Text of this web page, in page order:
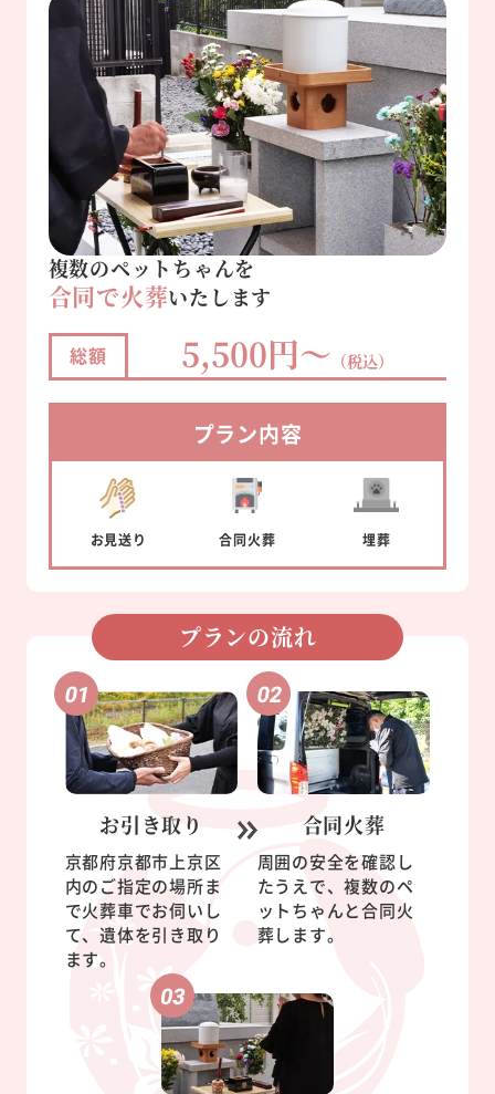
複数のペットちゃんを
合同で火葬いたします
総額 5,500円～ （税込）
プラン内容
お見送り 合同火葬 埋葬
プランの流れ
お引き取り
京都府京都市上京区
内のご指定の場所ま
で火葬車でお伺いし
て、遺体を引き取り
ます。
合同火葬
周囲の安全を確認し
たうえで、複数のペ
ットちゃんと合同火
葬します。